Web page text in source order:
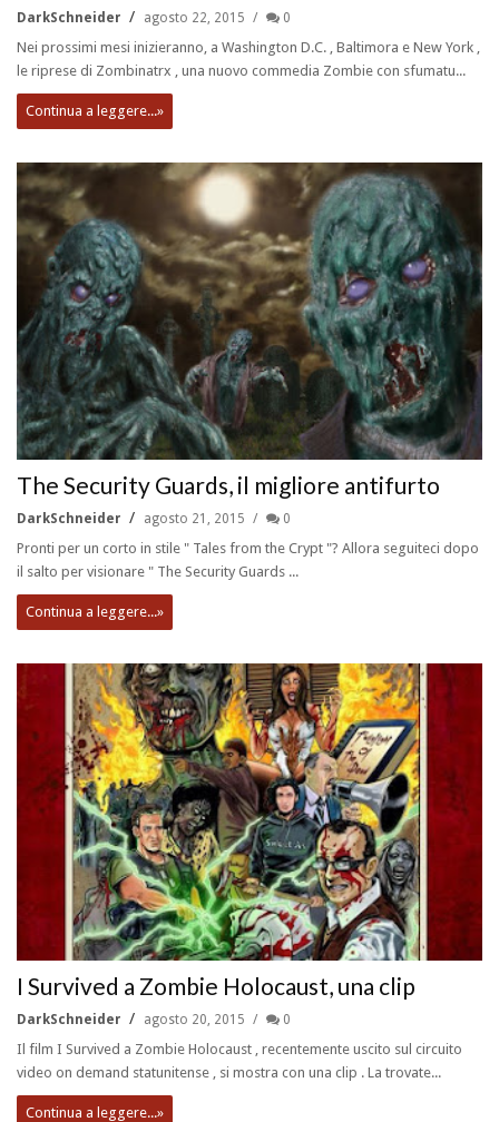
DarkSchneider agosto 22, 2015 0
Nei prossimi mesi inizieranno, a Washington D.C. , Baltimora e New York ,
le riprese di Zombinatrx , una nuovo commedia Zombie con sfumatu...
Continua a leggere...»
The Security Guards, il migliore antifurto
DarkSchneider agosto 21, 2015 0
Pronti per un corto in stile " Tales from the Crypt "? Allora seguiteci dopo
il salto per visionare " The Security Guards ...
Continua a leggere...»
I Survived a Zombie Holocaust, una clip
DarkSchneider agosto 20, 2015 0
Il film I Survived a Zombie Holocaust , recentemente uscito sul circuito
video on demand statunitense , si mostra con una clip . La trovate...
Continua a leggere...»